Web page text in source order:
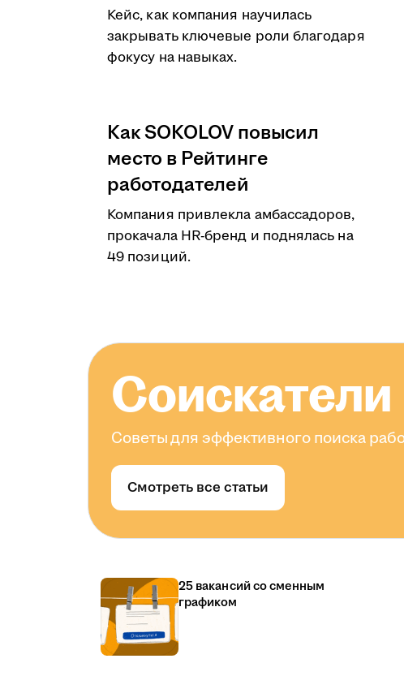
Кейс, как компания научилась
закрывать ключевые роли благодаря
фокусу на навыках.
Как SOKOLOV повысил
место в Рейтинге
работодателей
Компания привлекла амбассадоров,
прокачала HR-бренд и поднялась на
49 позиций.
Соискатели
Советы для эффективного поиска
Смотреть все статьи
25 вакансий со сменным
графиком